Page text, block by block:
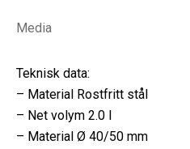
Media
Teknisk data:
– Material Rostfritt stål
– Net volym 2.0 l
– Material Ø 40/50 mm